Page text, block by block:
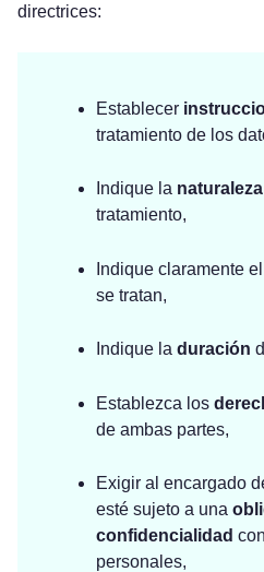
directrices:
Establecer
tratamiento de los
Indique la
tratamiento,
Indique claramente el
se tratan,
Indique la duración
Establezca los
de ambas partes,
Exigir al encargado
esté sujeto a una
confidencialidad
personales,